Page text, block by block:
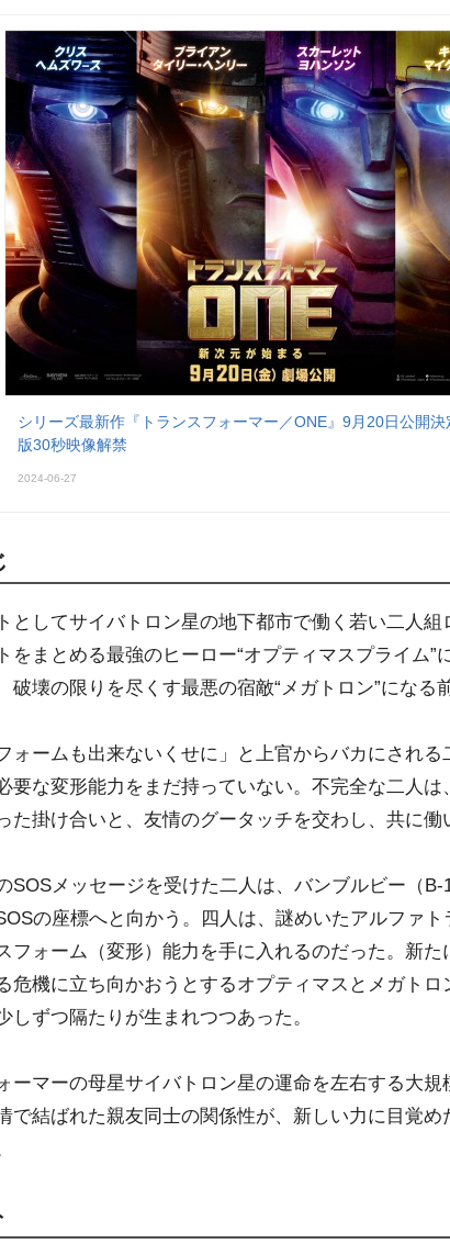
シリーズ最新作『トランスフォーマー／ONE』9月20日公開決
版30秒映像解禁
2024-06-27
としてサイバトロン星の地下都市で働く若い二人組
をまとめる最強のヒーロー“オプティマスプライム”
破壊の限りを尽くす最悪の宿敵“メガトロン”になる前
ォームも出来ないくせに」と上官からバカにされ
要な変形能力をまだ持っていない。不完全な二人は
た掛け合いと、友情のグータッチを交わし、共に働
SOSメッセージを受けた二人は、バンブルビー（
の座標へと向かう。四人は、謎めいたアルファト
フォーム（変形）能力を手に入れるのだった。新た
危機に立ち向かおうとするオプティマスとメガトロ
しずつ隔たりが生まれつつあった。
ーマーの母星サイバトロン星の運命を左右する大規
で結ばれた親友同士の関係性が、新しい力に目覚め